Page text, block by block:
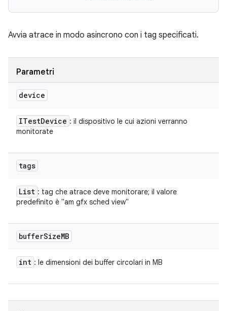
Avvia atrace in modo asincrono con i tag specificati.
Parametri
device
ITestDevice : il dispositivo le cui azioni verranno
monitorate
tags
List : tag che atrace deve monitorare; il valore
predefinito è "am gfx sched view"
bufferSizeMB
int : le dimensioni dei buffer circolari in MB